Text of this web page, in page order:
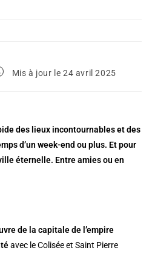
Mis à jour le 24 avril 2025
des lieux incontournables et des
d’un week-end ou plus. Et pour
éternelle. Entre amies ou en
de la capitale de l’empire
avec le Colisée et Saint Pierre